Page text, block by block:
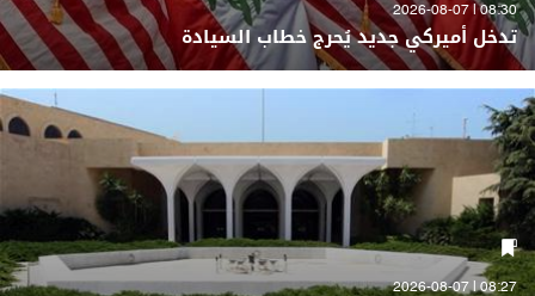
08:30 | 2026-08-07
تدخل أميركي جديد يُحرج خطاب السيادة
08:27 | 2026-08-07